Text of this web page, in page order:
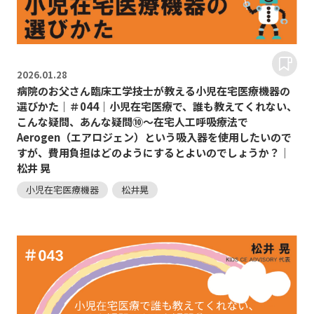
2026.01.28
病院のお父さん臨床工学技士が教える小児在宅医療機器の
選びかた｜＃044｜小児在宅医療で、誰も教えてくれない、
こんな疑問、あんな疑問⑩～在宅人工呼吸療法で
Aerogen（エアロジェン）という吸入器を使用したいので
すが、費用負担はどのようにするとよいのでしょうか？｜
松井 晃
小児在宅医療機器 松井晃